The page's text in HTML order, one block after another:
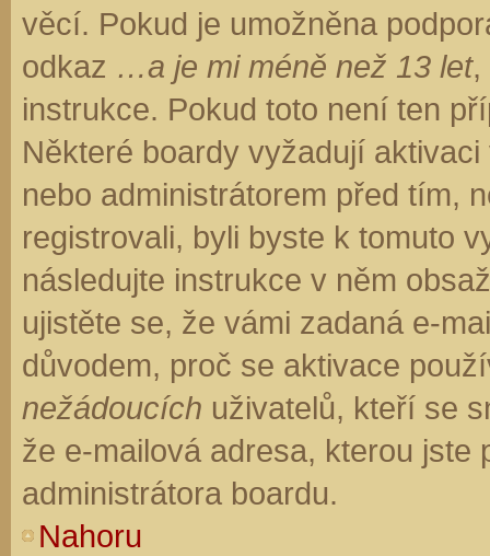
věcí. Pokud je umožněna
odkaz …a je mi méně než 13 let,
instrukce. Pokud toto není ten
Některé boardy vyžadují
nebo administrátorem před tím,
registrovali, byli byste k tomuto
následujte instrukce v něm
ujistěte se, že vámi zadaná e-
důvodem, proč se aktivace
nežádoucích uživatelů, kteří se
že e-mailová adresa, kterou jste
administrátora boardu.
Nahoru